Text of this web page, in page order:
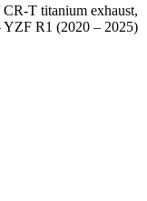
CR-T titanium exhaust,
YZF R1 (2020 – 2025)